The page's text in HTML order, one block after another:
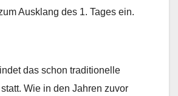
Ausklang des 1. Tages ein.
das schon traditionelle
Wie in den Jahren zuvor